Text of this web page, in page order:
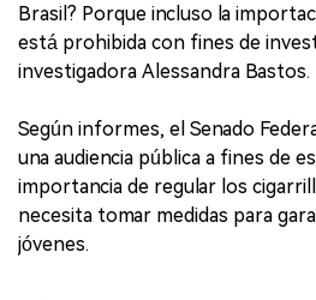
Brasil? Porque incluso la
está prohibida con fines de
investigadora Alessandra Bastos.
Según informes, el Senado
una audiencia pública a fines de
importancia de regular los
necesita tomar medidas para
jóvenes.